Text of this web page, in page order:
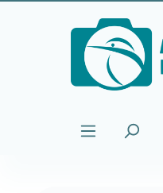
Passer au contenu principal